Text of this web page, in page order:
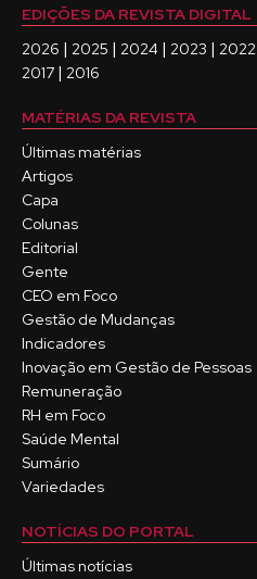
EDIÇÕES DA REVISTA DIGITAL
2026 | 2025 | 2024 | 2023 | 2022
2017 | 2016
MATÉRIAS DA REVISTA
Últimas matérias
Artigos
Capa
Colunas
Editorial
Gente
CEO em Foco
Gestão de Mudanças
Indicadores
Inovação em Gestão de Pessoas
Remuneração
RH em Foco
Saúde Mental
Sumário
Variedades
NOTÍCIAS DO PORTAL
Últimas notícias